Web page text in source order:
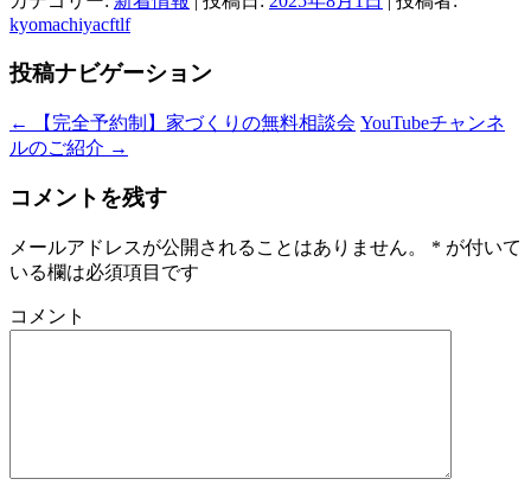
kyomachiyacftlf
投稿ナビゲーション
← 【完全予約制】家づくりの無料相談会 YouTubeチャンネ
ルのご紹介 →
コメントを残す
メールアドレスが公開されることはありません。 * が付いて
いる欄は必須項目です
コメント